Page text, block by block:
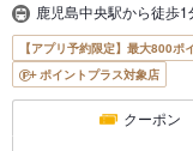
鹿児島中央駅から徒歩
【アプリ予約限定】最大800ポ
ポイントプラス対象店
クーポン